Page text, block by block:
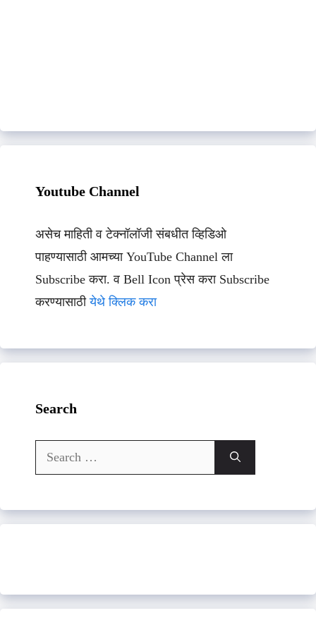
Youtube Channel
असेच माहिती व टेक्नॉलॉजी संबधीत व्हिडिओ
पाहण्यासाठी आमच्या YouTube Channel ला
Subscribe करा. व Bell Icon प्रेस करा Subscribe
करण्यासाठीयेथे क्लिक करा
Search
Search
for: